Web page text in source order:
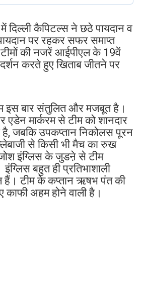
दिल्ली कैपिटल्स ने छठे पायदान व
पर रहकर सफर समाप्त
टीमों की नजरें आईपीएल के 19वें
करते हुए खिताब जीतने पर
इस बार संतुलित और मजबूत है।
एडेन मार्करम से टीम को शानदार
जबकि उपकप्तान निकोलस पूरन
से किसी भी मैच का रुख
इंग्लिस के जुडऩे से टीम
बहुत ही प्रतिभाशाली
हैं। टीम के कप्तान ऋषभ पंत की
काफी अहम होने वाली है।